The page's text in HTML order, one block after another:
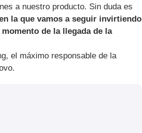
a nuestro producto. Sin duda es
la que vamos a seguir invirtiendo
de la llegada de la
el máximo responsable de la